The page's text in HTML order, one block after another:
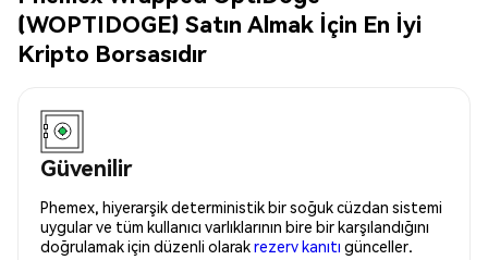
(WOPTIDOGE) Satın Almak İçin En İyi
Kripto Borsasıdır
Güvenilir
Phemex, hiyerarşik deterministik bir soğuk cüzdan sistemi
uygular ve tüm kullanıcı varlıklarının bire bir karşılandığını
doğrulamak için düzenli olarakrezerv kanıtı günceller.